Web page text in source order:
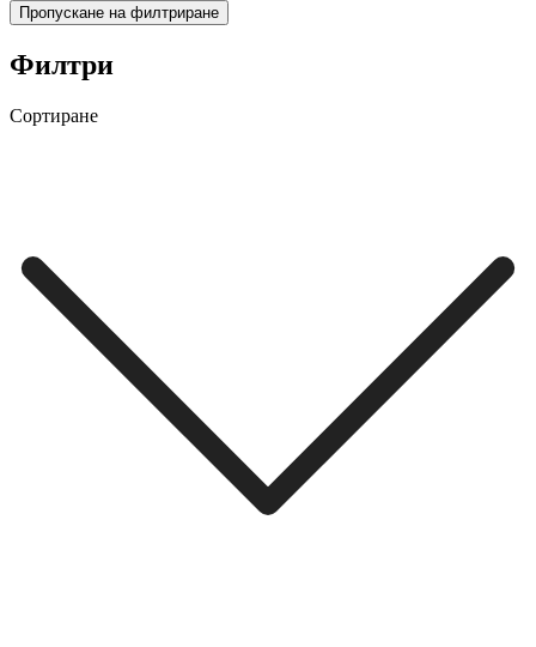
Пропускане на филтриране
Филтри
Сортиране